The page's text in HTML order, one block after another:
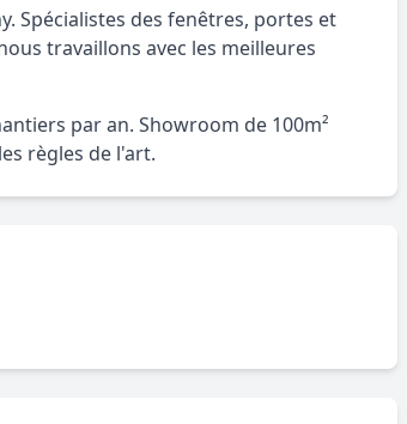
Spécialistes des fenêtres, portes et
travaillons avec les meilleures
par an. Showroom de 100m²
règles de l'art.